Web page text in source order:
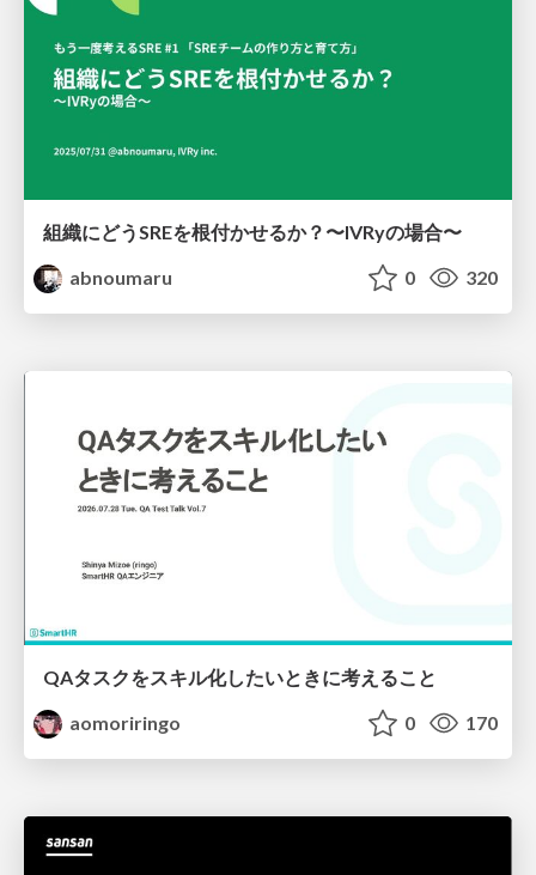
組織にどうSREを根付かせるか？〜IVRyの場合〜
abnoumaru
0 320
QAタスクをスキル化したいときに考えること
aomoriringo
0 170